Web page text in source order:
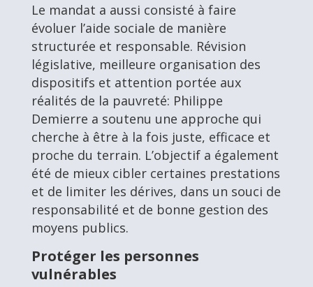
Le mandat a aussi consisté à faire
évoluer l’aide sociale de manière
structurée et responsable. Révision
législative, meilleure organisation des
dispositifs et attention portée aux
réalités de la pauvreté: Philippe
Demierre a soutenu une approche qui
cherche à être à la fois juste, efficace et
proche du terrain. L’objectif a également
été de mieux cibler certaines prestations
et de limiter les dérives, dans un souci de
responsabilité et de bonne gestion des
moyens publics.
Protéger les personnes
vulnérables